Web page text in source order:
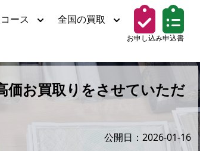
ース 全国の買取
お申し込み申込書
価お買取りをさせていただ
公開日：2026-01-16